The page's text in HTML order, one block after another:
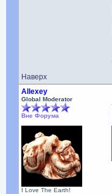
Наверх
Allexey
Global Moderator
Вне Форума
I Love The Earth!